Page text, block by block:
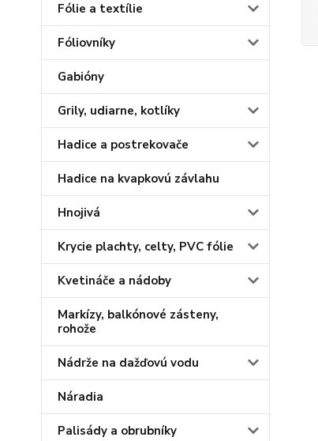
Fólie a textílie
Fóliovníky
Gabióny
Grily, udiarne, kotlíky
Hadice a postrekovače
Hadice na kvapkovú závlahu
Hnojivá
Krycie plachty, celty, PVC fólie
Kvetináče a nádoby
Markízy, balkónové zásteny,
rohože
Nádrže na dažďovú vodu
Náradia
Palisády a obrubníky